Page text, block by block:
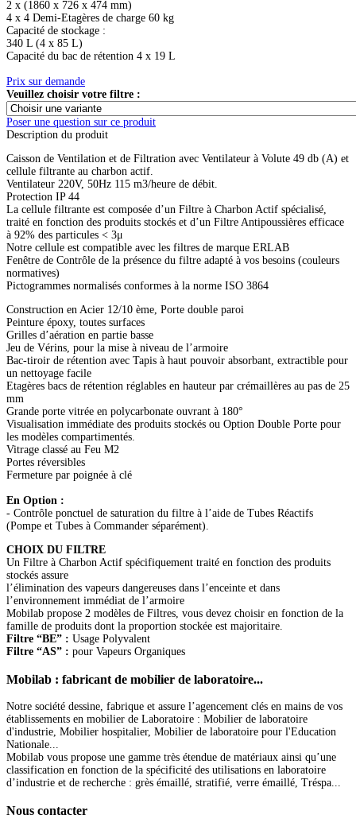
2 x (1860 x 726 x 474 mm)
4 x 4 Demi-Etagères de charge 60 kg
Capacité de stockage :
340 L (4 x 85 L)
Capacité du bac de rétention 4 x 19 L
Prix sur demande
Veuillez choisir votre filtre :
Poser une question sur ce produit
Description du produit
Caisson de Ventilation et de Filtration avec Ventilateur à Volute 49 db (A) et
cellule filtrante au charbon actif.
Ventilateur 220V, 50Hz 115 m3/heure de débit.
Protection IP 44
La cellule filtrante est composée d’un Filtre à Charbon Actif spécialisé,
traité en fonction des produits stockés et d’un Filtre Antipoussières efficace
à 92% des particules < 3μ
Notre cellule est compatible avec les filtres de marque ERLAB
Fenêtre de Contrôle de la présence du filtre adapté à vos besoins (couleurs
normatives)
Pictogrammes normalisés conformes à la norme ISO 3864
Construction en Acier 12/10 ème, Porte double paroi
Peinture époxy, toutes surfaces
Grilles d’aération en partie basse
Jeu de Vérins, pour la mise à niveau de l’armoire
Bac-tiroir de rétention avec Tapis à haut pouvoir absorbant, extractible pour
un nettoyage facile
Etagères bacs de rétention réglables en hauteur par crémaillères au pas de 25
mm
Grande porte vitrée en polycarbonate ouvrant à 180°
Visualisation immédiate des produits stockés ou Option Double Porte pour
les modèles compartimentés.
Vitrage classé au Feu M2
Portes réversibles
Fermeture par poignée à clé
En Option :
- Contrôle ponctuel de saturation du filtre à l’aide de Tubes Réactifs
(Pompe et Tubes à Commander séparément).
CHOIX DU FILTRE
Un Filtre à Charbon Actif spécifiquement traité en fonction des produits
stockés assure
l’élimination des vapeurs dangereuses dans l’enceinte et dans
l’environnement immédiat de l’armoire
Mobilab propose 2 modèles de Filtres, vous devez choisir en fonction de la
famille de produits dont la proportion stockée est majoritaire.
Filtre “BE” : Usage Polyvalent
Filtre “AS” : pour Vapeurs Organiques
Mobilab : fabricant de mobilier de laboratoire...
Notre société dessine, fabrique et assure l’agencement clés en mains de vos
établissements en mobilier de Laboratoire : Mobilier de laboratoire
d'industrie, Mobilier hospitalier, Mobilier de laboratoire pour l'Education
Nationale...
Mobilab vous propose une gamme très étendue de matériaux ainsi qu’une
classification en fonction de la spécificité des utilisations en laboratoire
d’industrie et de recherche : grès émaillé, stratifié, verre émaillé, Tréspa...
Nous contacter